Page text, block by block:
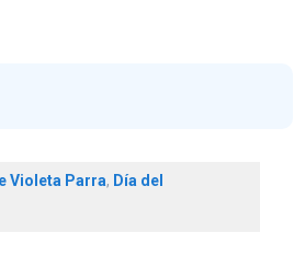
Violeta Parra, Día del